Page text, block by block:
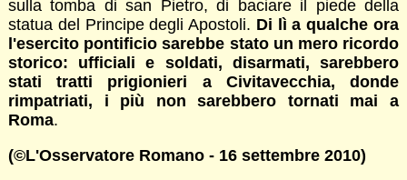
sulla tomba di san Pietro, di baciare il piede della
statua del Principe degli Apostoli. Di lì a qualche ora
l'esercito pontificio sarebbe stato un mero ricordo
storico: ufficiali e soldati, disarmati, sarebbero
stati tratti prigionieri a Civitavecchia, donde
rimpatriati, i più non sarebbero tornati mai a
Roma.
(©L'Osservatore Romano - 16 settembre 2010)